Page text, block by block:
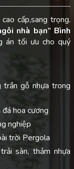
cấp,sang trọng.
nhà bạn” Bình
án tối ưu cho quý
trần gỗ nhựa trong
hoa cương
nghiệp
trời Pergola
sàn, thảm nhựa